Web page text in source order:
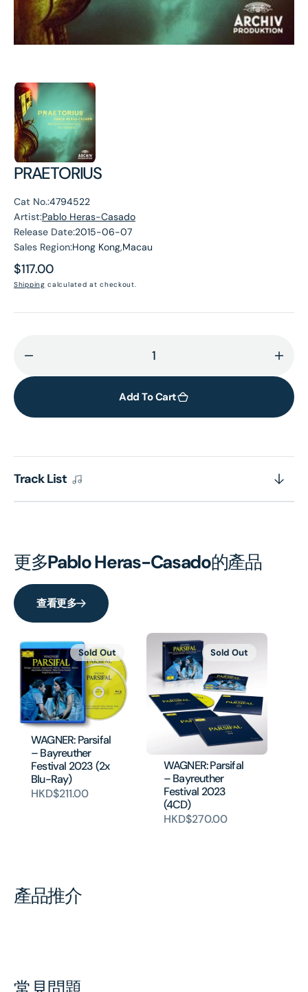
PRAETORIUS
Cat No.:4794522
Artist:Pablo Heras-Casado
Release Date:2015-06-07
Sales Region:Hong Kong,Macau
Regular
price
$117.00
Shipping calculated at checkout.
quantity
PRAETORIUS
for
Add To Cart
Track List
更多Pablo Heras-Casado的產品
查看更多
WAGNER: Parsifal
– Bayreuther
Festival 2023 (2x
Blu-Ray)
HKD$211.00
Sold Out
WAGNER: Parsifal
– Bayreuther
Festival 2023
(4CD)
HKD$270.00
Sold Out
產品推介